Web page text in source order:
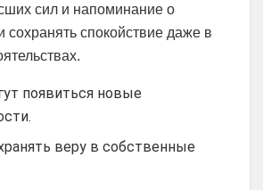
сил и напоминание о
сохранять спокойствие даже в
появиться новые
веру в собственные